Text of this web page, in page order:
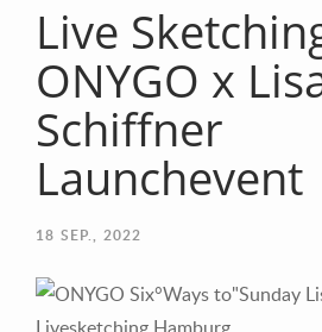
Live
ONYGO x
Schiffner
Launchevent
18 SEP., 2022